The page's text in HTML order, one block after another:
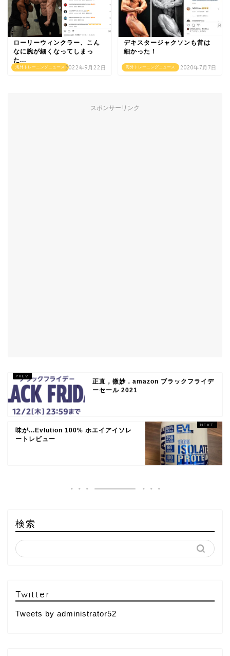
海外トレーニングニュース
ローリーウィンクラー、こん
なに腕が細くなってしまっ
た...
2022年9月22日 海外トレーニングニュース
デキスタージャクソンも昔は
細かった！
2020年7月7日
スポンサーリンク
正直，微妙．amazon ブラックフライデ
ーセール 2021
味が...Evlution 100% ホエイアイソレ
ートレビュー
検索
Twitter
Tweets by administrator52